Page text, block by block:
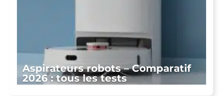
Aspirateurs robots – Comparatif
2026 : tous les tests